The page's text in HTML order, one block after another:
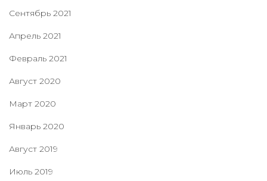
Сентябрь 2021
Апрель 2021
Февраль 2021
Август 2020
Март 2020
Январь 2020
Август 2019
Июль 2019